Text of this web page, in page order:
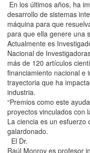
En los últimos años, ha
desarrollo de sistemas
máquina para que
para que ella genere una
Actualmente es
Nacional de
más de 120 artículos
financiamiento nacional e
trayectoria que ha
industria.
“Premios como este
proyectos vinculados con
La ciencia es un esfuerzo
galardonado.
El Dr.
Raúl Monroy es profesor